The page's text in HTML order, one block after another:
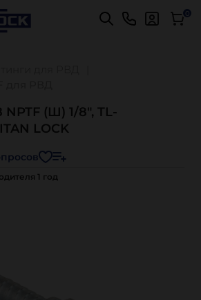
оплаты заказов Подробнее 0
(Ш) 1/8", TL-
LOCK
1 год